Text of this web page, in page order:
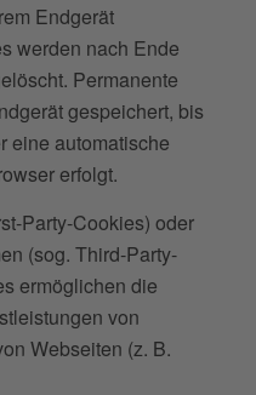
Endgerät
werden nach Ende
Permanente
gespeichert, bis
eine automatische
erfolgt.
Party-Cookies) oder
(sog. Third-Party-
ermöglichen die
von
Webseiten (z. B.